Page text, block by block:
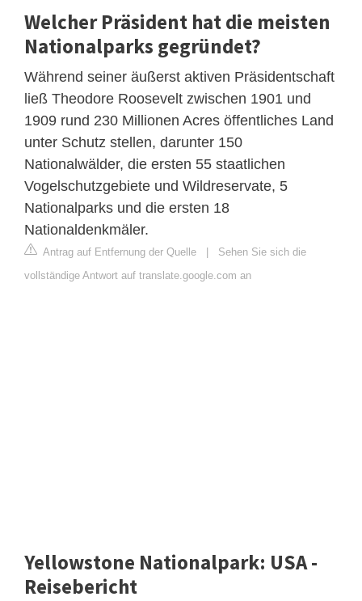
Welcher Präsident hat die meisten
Nationalparks gegründet?
Während seiner äußerst aktiven Präsidentschaft
ließ Theodore Roosevelt zwischen 1901 und
1909 rund 230 Millionen Acres öffentliches Land
unter Schutz stellen, darunter 150
Nationalwälder, die ersten 55 staatlichen
Vogelschutzgebiete und Wildreservate, 5
Nationalparks und die ersten 18
Nationaldenkmäler.
Antrag auf Entfernung der Quelle
Sehen Sie sich die
vollständige Antwort auf translate.google.com an
Yellowstone Nationalpark: USA -
Reisebericht